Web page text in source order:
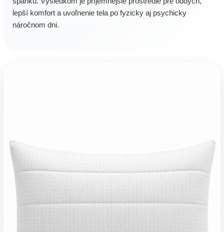
lepší komfort a uvoľnenie tela po fyzicky aj psychicky
náročnom dni.